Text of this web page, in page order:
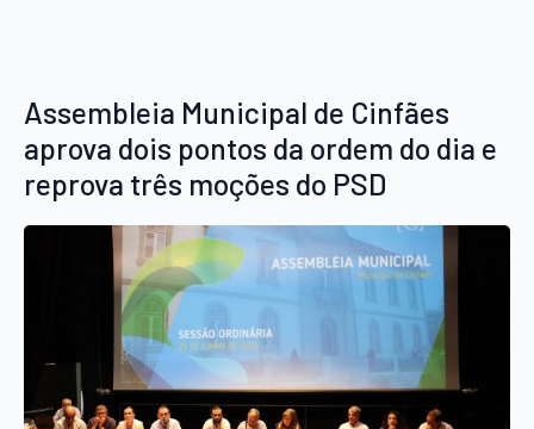
Assembleia Municipal de Cinfães
aprova dois pontos da ordem do dia e
reprova três moções do PSD